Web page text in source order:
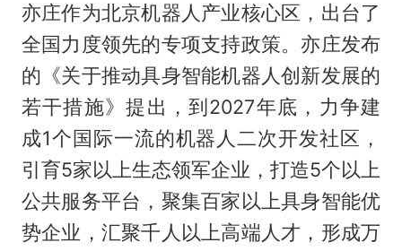
亦庄作为北京机器人产业核心区，出台了
全国力度领先的专项支持政策。亦庄发布
的《关于推动具身智能机器人创新发展的
若干措施》提出，到2027年底，力争建
成1个国际一流的机器人二次开发社区，
引育5家以上生态领军企业，打造5个以上
公共服务平台，聚集百家以上具身智能优
势企业，汇聚千人以上高端人才，形成万